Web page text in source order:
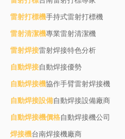
雷射打標機手持式雷射打標機
雷射清潔機專業雷射清潔機
雷射焊接雷射焊接特色分析
自動焊接自動焊接優勢
自動焊接機協作手臂雷射焊接機
自動焊接設備自動焊接設備廠商
自動焊接機價格自動焊接機公司
焊接機台南焊接機廠商